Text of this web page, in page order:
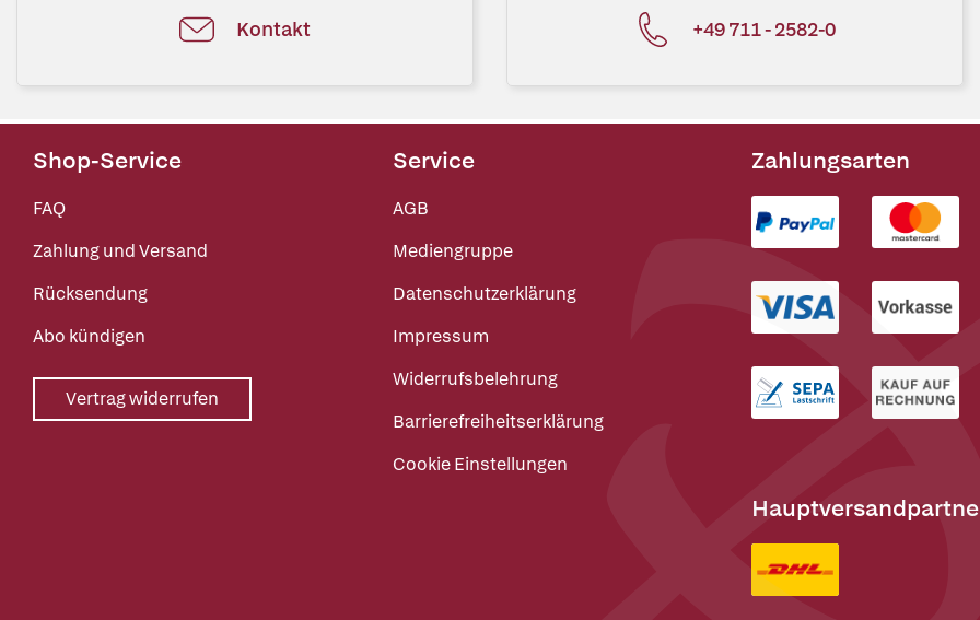
Kontakt +49 711 - 2582-0
Shop-Service
FAQ
Zahlung und Versand
Rücksendung
Abo kündigen
Vertrag widerrufen
Service
AGB
Mediengruppe
Datenschutzerklärung
Impressum
Widerrufsbelehrung
Barrierefreiheitserklärung
Cookie Einstellungen
Zahlungsarten